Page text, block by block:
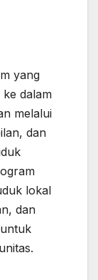
yang
dalam
melalui
dan
lokal
dan